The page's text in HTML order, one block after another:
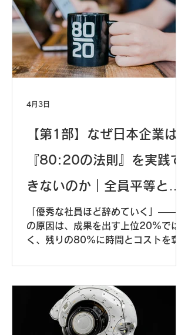
【第1部】なぜ日本企業は
『80:20の法則』を実践で
きないのか｜全員平等とい
う美徳の罠
「優秀な社員ほど辞めていく」——そ
の原因は、成果を出す上位20%ではな
く、残りの80%に時間とコストを奪わ
ートの法則を実践できない3つの理由
4月3日